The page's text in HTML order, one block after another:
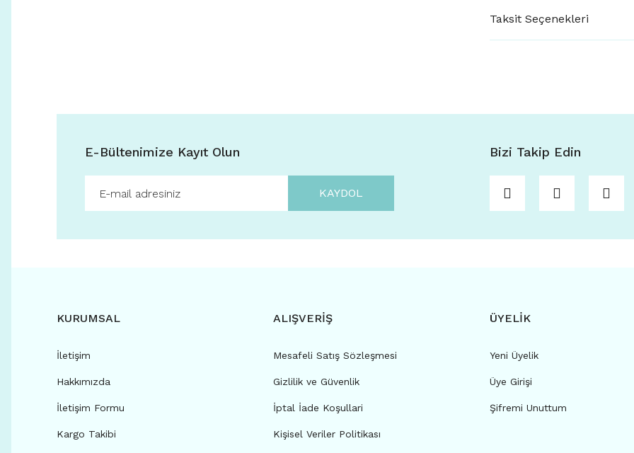
Taksit Seçenekleri
E-Bültenimize Kayıt Olun
KAYDOL
Bizi Takip Edin
KURUMSAL
İletişim
Hakkımızda
İletişim Formu
Kargo Takibi
ALIŞVERİŞ
Mesafeli Satış Sözleşmesi
Gizlilik ve Güvenlik
İptal İade Koşullari
Kişisel Veriler Politikası
ÜYELİK
Yeni Üyelik
Üye Girişi
Şifremi Unuttum